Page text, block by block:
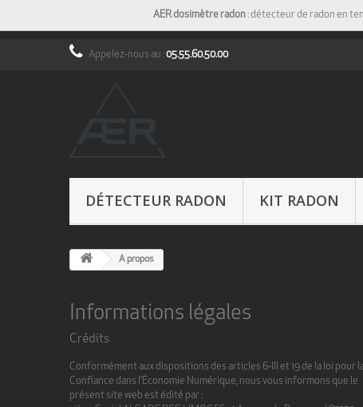
AER dosimètre radon: détecteur de radon en
Appelez-nous au :05.55.60.50.00
DÉTECTEUR RADON KIT RADON
A propos
Informations légales
Crédits
Conformément aux dispositions des articles 6-III et 19 de la loi pour
Confiance dans l’Économie Numérique, nous vous informons que le
présent site web est édité par :